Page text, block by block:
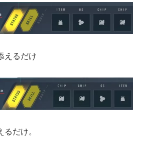
えるだけ
るだけ。